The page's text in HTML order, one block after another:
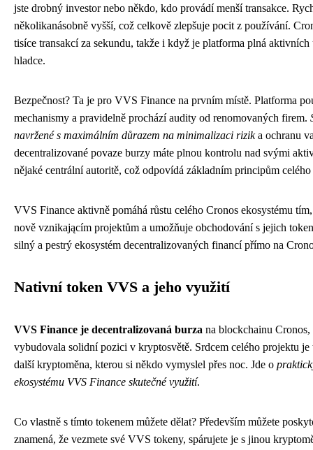
jste drobný investor nebo někdo, kdo provádí menší transakce.
několikanásobně vyšší, což celkově zlepšuje pocit z používání.
tisíce transakcí za sekundu, takže i když je platforma plná
hladce.
Bezpečnost? Ta je pro VVS Finance na prvním místě. Platforma
mechanismy a pravidelně prochází audity od renomovaných firem.
navržené s maximálním důrazem na minimalizaci rizika ochranu
decentralizované povaze burzy máte plnou kontrolu nad svými
nějaké centrální autoritě, což odpovídá základním principům
VVS Finance aktivně pomáhá růstu celého Cronos ekosystému
nově vznikającím projektům a umožňuje obchodování s jejich
silný a pestrý ekosystém decentralizovaných financí přímo na
Nativní token VVS a jeho využití
VVS Finance je decentralizovaná burza na blockchainu
vybudovala solidní pozici v kryptosvětě. Srdcem celého projektu
další kryptoměna, kterou si někdo vymyslel přes noc. Jde o
ekosystému VVS Finance skutečné využití.
Co vlastně s tímto tokenem můžete dělat? Především můžete
znamená, že vezmete své VVS tokeny, spárujete je s jinou